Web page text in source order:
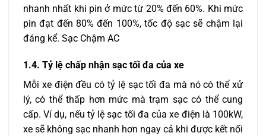
nhanh nhất khi pin ở mức từ 20% đến 60%. Khi mức
pin đạt đến 80% đến 100%, tốc độ sạc sẽ chậm lại
đáng kể. Sạc Chậm AC
1.4. Tỷ lệ chấp nhận sạc tối đa của xe
Mỗi xe điện đều có tỷ lệ sạc tối đa mà nó có thể xử
lý, có thể thấp hơn mức mà trạm sạc có thể cung
cấp. Ví dụ, nếu tỷ lệ sạc tối đa của xe điện là 100kW,
xe sẽ không sạc nhanh hơn ngay cả khi được kết nối